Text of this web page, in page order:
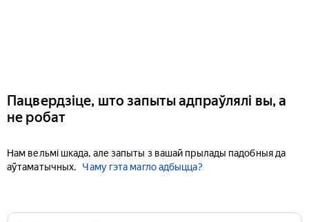
Пацвердзіце, што запыты адпраўлялі вы, а
не робат
Нам вельмі шкада, але запыты з вашай прылады падобныя да
аўтаматычных.
Чаму гэта магло адбыцца?